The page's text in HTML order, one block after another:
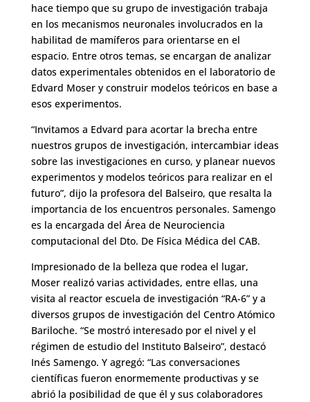
hace tiempo que su grupo de investigación trabaja
en los mecanismos neuronales involucrados en la
habilitad de mamíferos para orientarse en el
espacio. Entre otros temas, se encargan de analizar
datos experimentales obtenidos en el laboratorio de
Edvard Moser y construir modelos teóricos en base a
esos experimentos.
“Invitamos a Edvard para acortar la brecha entre
nuestros grupos de investigación, intercambiar ideas
sobre las investigaciones en curso, y planear nuevos
experimentos y modelos teóricos para realizar en el
futuro”, dijo la profesora del Balseiro, que resalta la
importancia de los encuentros personales. Samengo
es la encargada del Área de Neurociencia
computacional del Dto. De Física Médica del CAB.
Impresionado de la belleza que rodea el lugar,
Moser realizó varias actividades, entre ellas, una
visita al reactor escuela de investigación “RA-6” y a
diversos grupos de investigación del Centro Atómico
Bariloche. “Se mostró interesado por el nivel y el
régimen de estudio del Instituto Balseiro”, destacó
Inés Samengo. Y agregó: “Las conversaciones
científicas fueron enormemente productivas y se
abrió la posibilidad de que él y sus colaboradores